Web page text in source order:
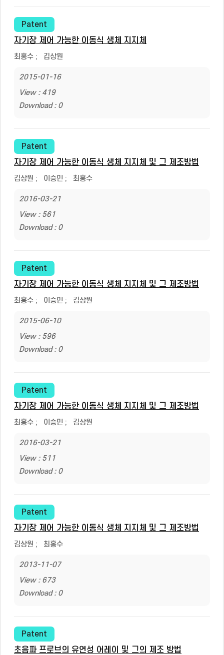
Patent
자기장 제어 가능한 이동식 생체 지지체
최홍수 ; 김상원
2015-01-16
View : 419
Download : 0
Patent
자기장 제어 가능한 이동식 생체 지지체 및 그 제조방법
김상원 ; 이승민 ; 최홍수
2016-03-21
View : 561
Download : 0
Patent
자기장 제어 가능한 이동식 생체 지지체 및 그 제조방법
최홍수 ; 이승민 ; 김상원
2015-06-10
View : 596
Download : 0
Patent
자기장 제어 가능한 이동식 생체 지지체 및 그 제조방법
최홍수 ; 이승민 ; 김상원
2016-03-21
View : 511
Download : 0
Patent
자기장 제어 가능한 이동식 생체 지지체 및 그 제조방법
김상원 ; 최홍수
2013-11-07
View : 673
Download : 0
Patent
초음파 프로브의 유연성 어레이 및 그의 제조 방법